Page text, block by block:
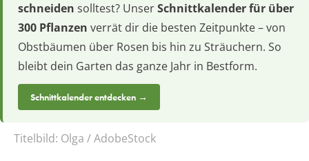
schneiden solltest? UnserSchnittkalender für über
300 Pflanzen verrät dir die besten Zeitpunkte – von
Obstbäumen über Rosen bis hin zu Sträuchern. So
bleibt dein Garten das ganze Jahr in Bestform.
Schnittkalender entdecken →
Titelbild: Olga / AdobeStock